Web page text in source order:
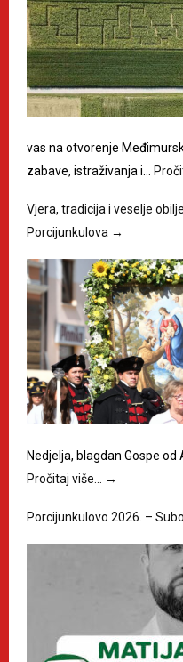
vas na otvorenje
zabave, istraživanja i…
Vjera, tradicija i veselje
Porcijunkulova →
Nedjelja, blagdan Gospe od
Pročitaj više…
→
Porcijunkulovo 2026. –